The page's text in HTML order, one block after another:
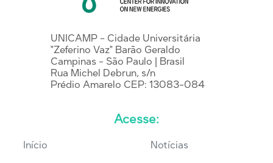
UNICAMP - Cidade Universitária
"Zeferino Vaz" Barão Geraldo
Campinas - São Paulo | Brasil
Rua Michel Debrun, s/n
Prédio Amarelo CEP: 13083-084
Acesse:
Início Notícias